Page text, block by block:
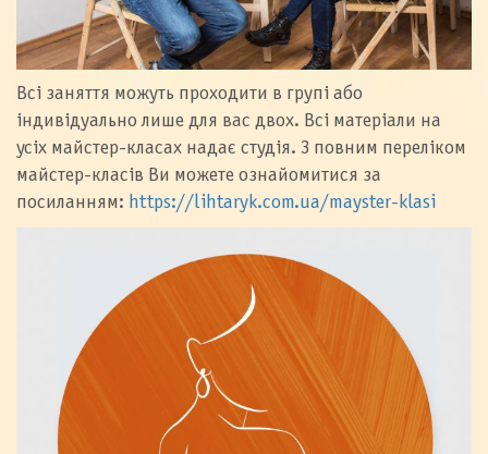
Всі заняття можуть проходити в групі або
індивідуально лише для вас двох. Всі матеріали на
усіх майстер-класах надає студія. З повним переліком
майстер-класів Ви можете ознайомитися за
посиланням: https://lihtaryk.com.ua/mayster-klasi